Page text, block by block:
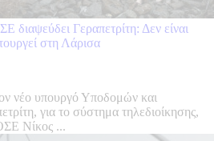
Γεραπετρίτη: Δεν είναι
στη Λάρισα
νέο υπουργό Υποδομών και
για το σύστημα τηλεδιοίκησης,
Νίκος ...